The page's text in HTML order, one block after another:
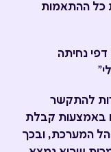
את כל ההתאמות
נחיתה
להתקשר
באמצעות קבלת
המערכת, ובכך